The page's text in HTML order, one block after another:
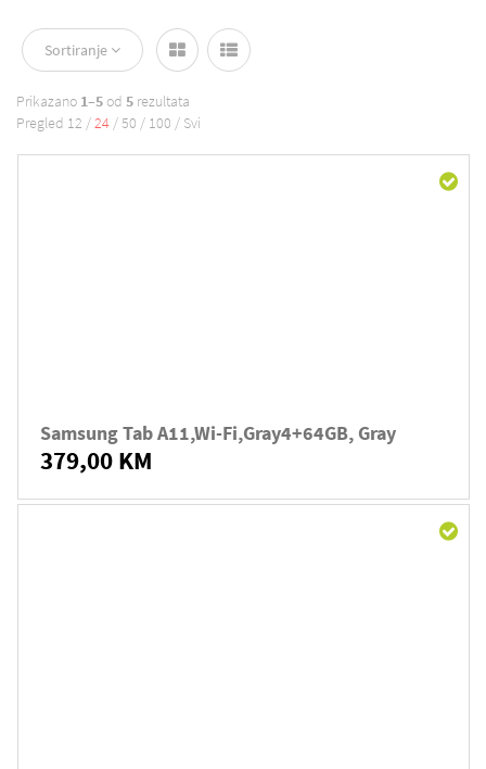
Sortiranje
Prikazano 1–5 od 5 rezultata
Pregled 12 /24 /50 / 100 / Svi
Samsung Tab A11,Wi-Fi,Gray4+64GB, Gray
379,00 KM